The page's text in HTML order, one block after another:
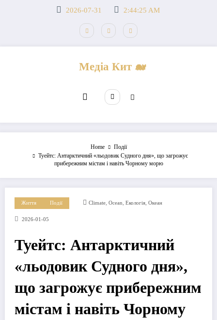
2026-07-31 2:44:26 AM
Медіа Кит 🐋
Home
Події
Туейтс: Антарктичний «льодовик Судного дня», що загрожує
прибережним містам і навіть Чорному морю
Життя Події Climate, Ocean, Екологія, Океан
2026-01-05
Туейтс: Антарктичний
«льодовик Судного дня»,
що загрожує прибережним
містам і навіть Чорному